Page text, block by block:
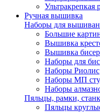
Ультракрепкая
Ручная вышивка
Наборы для
Большие
Вышивка
Вышивка
Наборы для
Наборы Риолис
Наборы МП
Наборы
Пяльцы, рамки,
Пяльцы